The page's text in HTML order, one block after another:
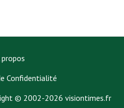
propos
© 2002-2026 visiontimes.fr
Confidentialité